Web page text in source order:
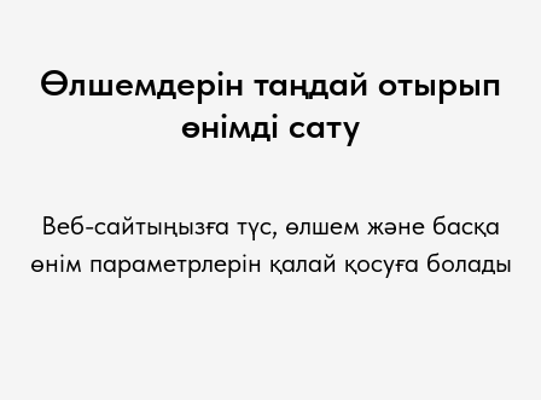
Өлшемдерiн таңдай отырып
өнiмдi сату
Веб-сайтыңызға түс, өлшем және басқа
өнім параметрлерін қалай қосуға болады